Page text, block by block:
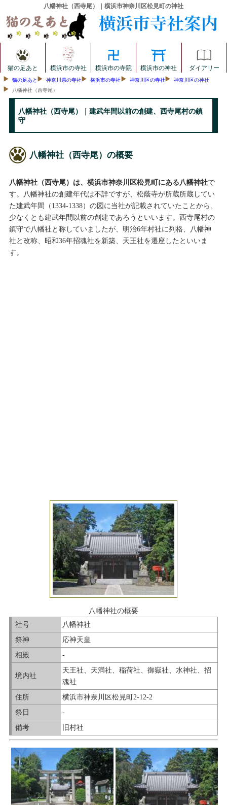
八幡神社（西寺尾）｜横浜市神奈川区松見町の神社
猫の足あと 横浜市の寺社 横浜市の寺院 横浜市の神社 ダイアリー
猫の足あと 神奈川県の寺社 横浜市の寺社 神奈川区の寺社
神奈川区の神社
八幡神社（西寺尾）
八幡神社（西寺尾）｜建武年間以前の創建、西寺尾村の鎮
守
八幡神社（西寺尾）の概要
八幡神社（西寺尾）は、横浜市神奈川区松見町にある八幡神社で
す。八幡神社の創建年代は不詳ですが、松蔭寺が所蔵所蔵してい
た建武年間（1334-1338）の図に当社が記載されていたことから、
少なくとも建武年間以前の創建であろうといいます。西寺尾村の
鎮守で八幡社と称していましたが、明治6年村社に列格、八幡神
社と改称、昭和36年招魂社を新築、天王社を遷座したといいま
す。
八幡神社の概要
社号
八幡神社
祭神
応神天皇
相殿
-
境内社
天王社、天満社、稲荷社、御嶽社、水神社、招
魂社
住所
横浜市神奈川区松見町2-12-2
祭日
-
備考
旧村社